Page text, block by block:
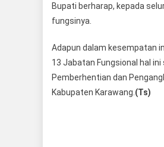
Bupati berharap, kepada
fungsinya.
Adapun dalam kesempatan
13 Jabatan Fungsional hal
Pemberhentian dan
Kabupaten Karawang. (Ts)